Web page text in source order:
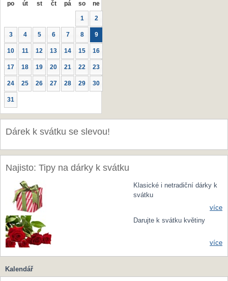
po út st čt pá so ne
1 2
3 4 5 6 7 8 9
10 11 12 13 14 15 16
17 18 19 20 21 22 23
24 25 26 27 28 29 30
31
Dárek k svátku se slevou!
Najisto: Tipy na dárky k svátku
Klasické i netradiční dárky k
svátku
více
Darujte k svátku květiny
více
Kalendář